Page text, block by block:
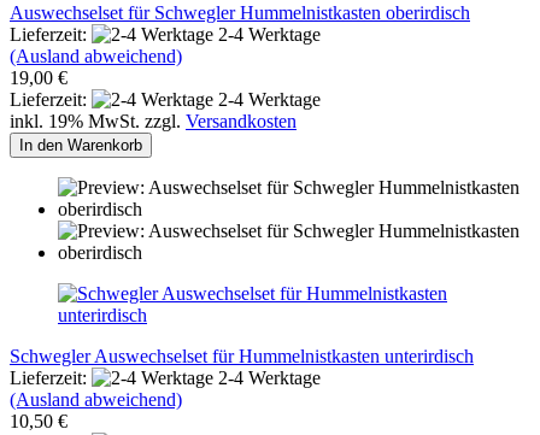
Auswechselset für Schwegler Hummelnistkasten oberirdisch
Lieferzeit:
2-4 Werktage
(Ausland abweichend)
19,00 €
Lieferzeit:
2-4 Werktage
inkl. 19% MwSt. zzgl. Versandkosten
In den Warenkorb
Schwegler Auswechselset für Hummelnistkasten unterirdisch
Lieferzeit:
2-4 Werktage
(Ausland abweichend)
10,50 €